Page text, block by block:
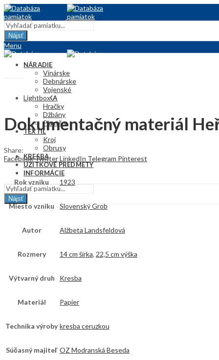
Nájsť
Menu
NÁRADIE
Vinárske
Debnárske
Vojenské
KERAMIKA
Hračky
Džbány
Plastiky
TEXTIL
Kroj
Obrusy
KRESBA
ÚŽITKOVÉ PREDMETY
INFORMÁCIE
Nájsť
Lightbox
Dokumentačný materiál
Share:
FacebookTwitterLinkedIn Telegram Pinterest
Rok vzniku 1923
Miesto vzniku Slovenský Grob
Autor Alžbeta Landsfeldová
Rozmery 14 cm šírka, 22,5 cm výška
Výtvarný druh Kresba
Materiál Papier
Technika výroby kresba ceruzkou
Súčasný majiteľ OZ Modranská Beseda